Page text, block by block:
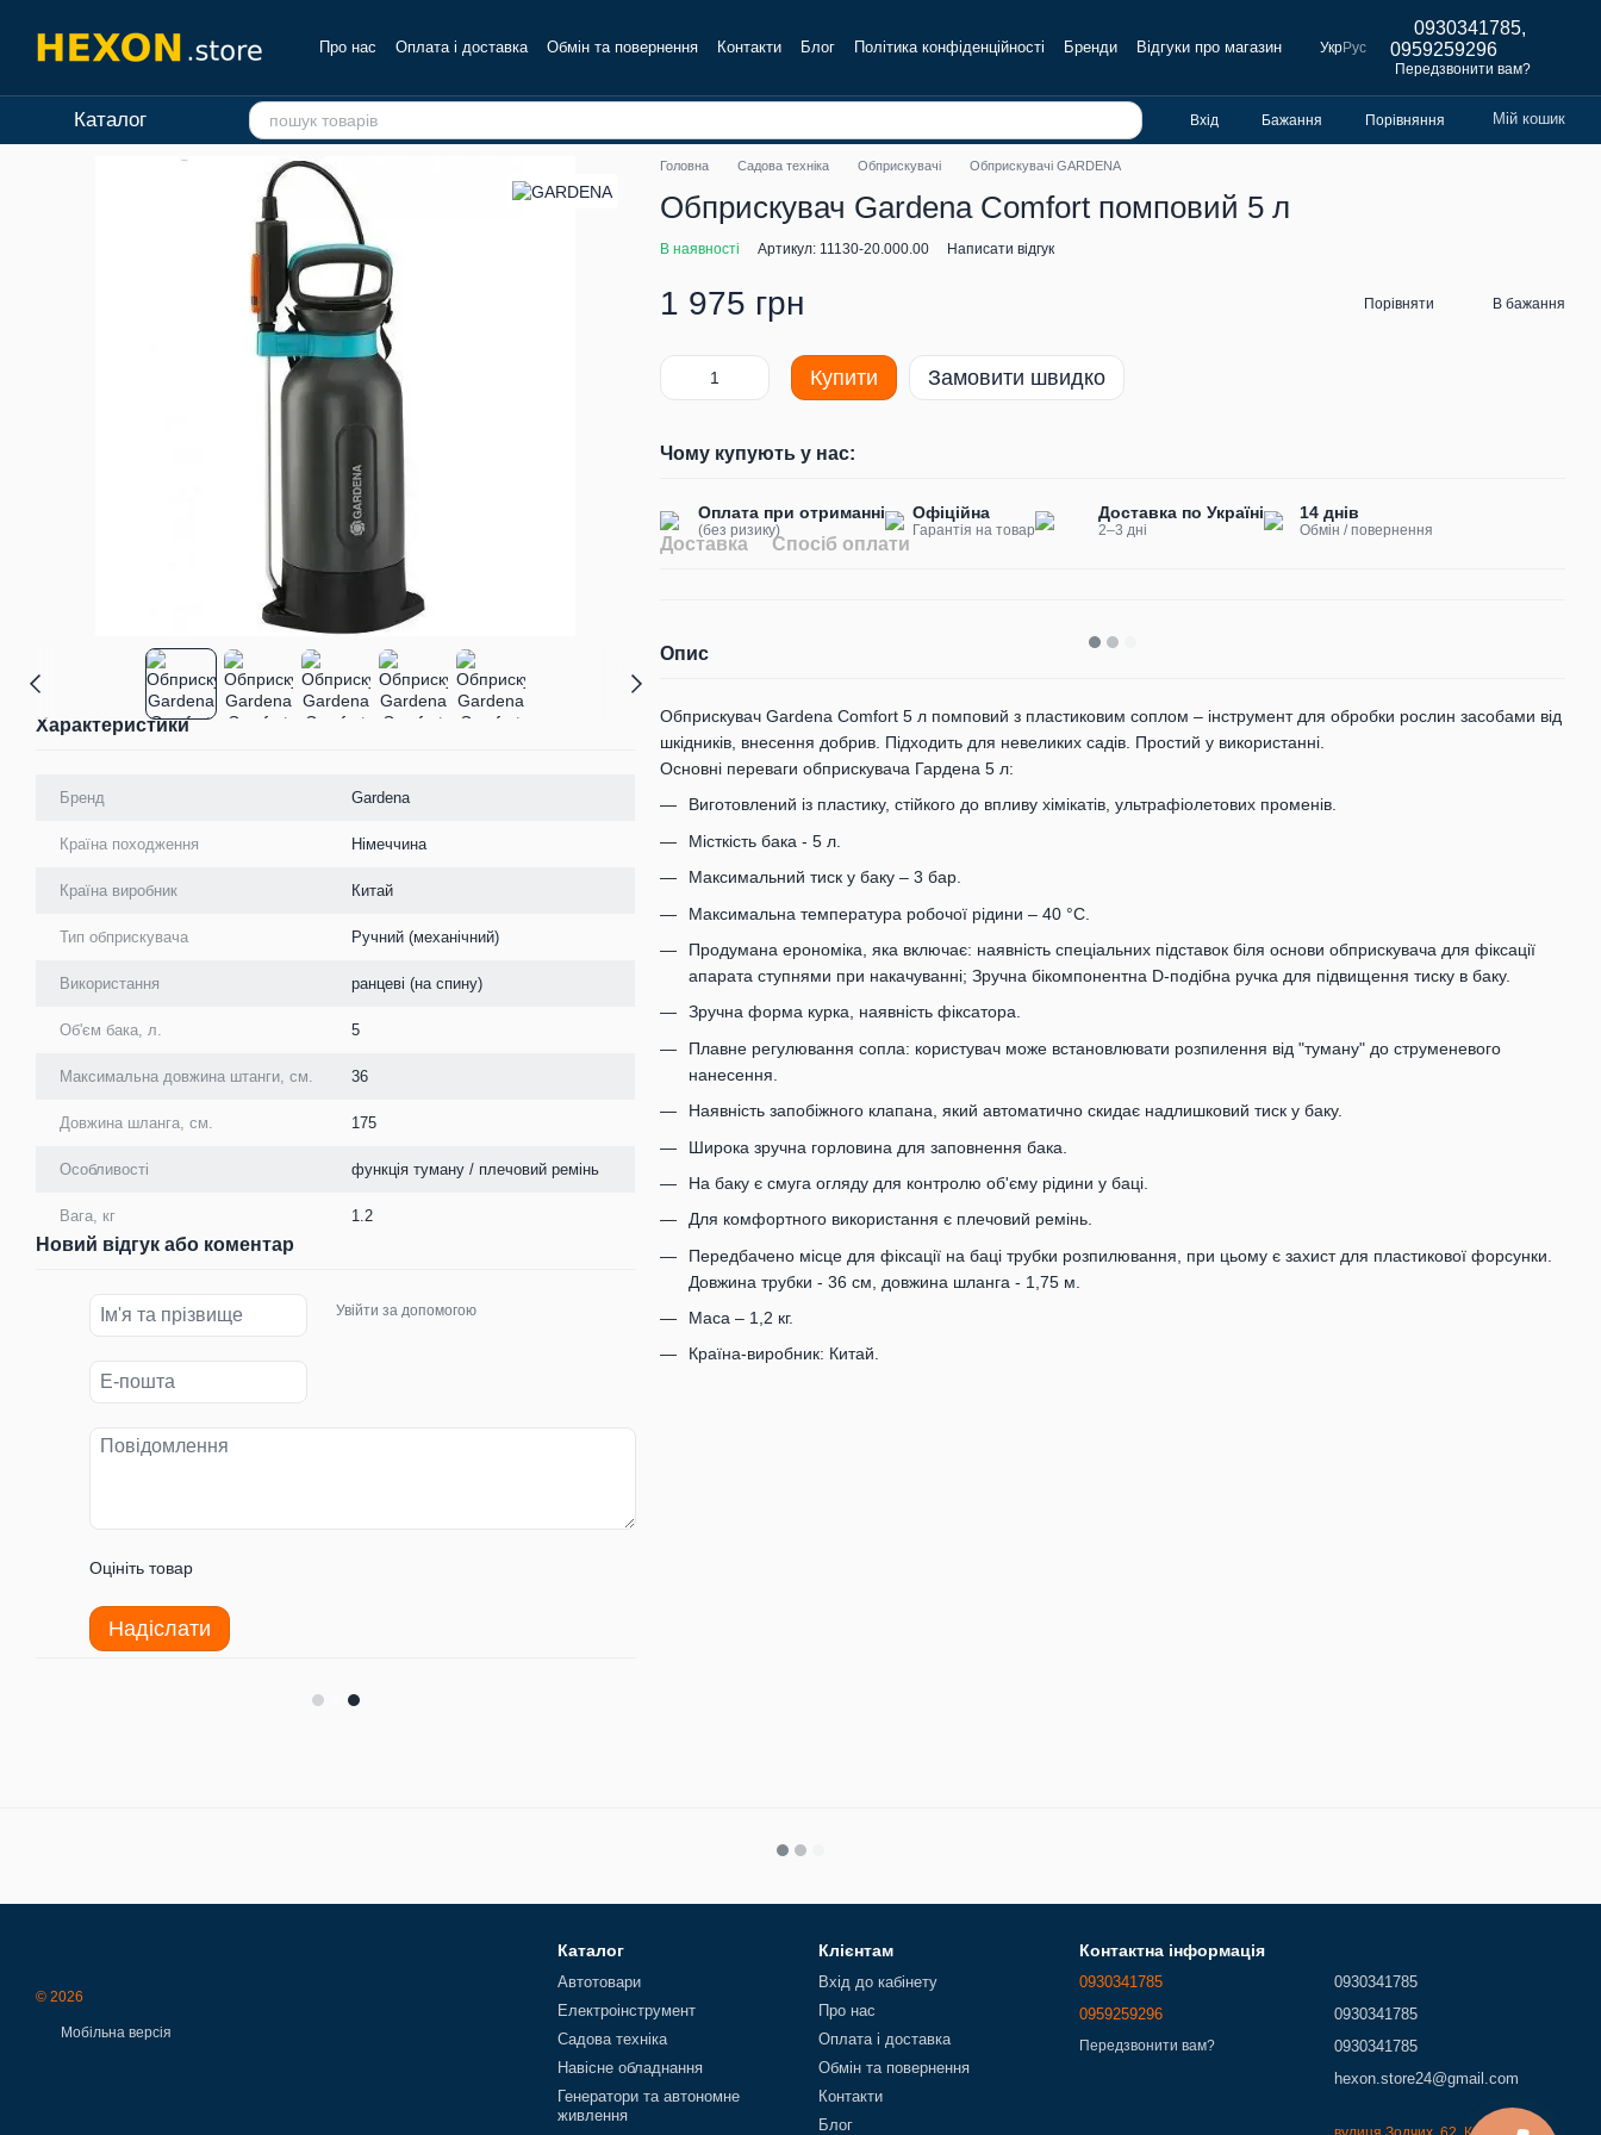
Про нас Оплата і доставка Обмін та повернення Контакти Блог Політика конфіденційності Бренди Відгуки про магазин УкрРус
0930341785,
0959259296
Передзвонити вам?
Каталог Вхід Бажання Порівняння Мій кошик
Характеристики
Бренд Gardena
Країна походження Німеччина
Країна виробник Китай
Тип обприскувача Ручний (механічний)
Використання ранцеві (на спину)
Об'єм бака, л. 5
Максимальна довжина штанги, см. 36
Довжина шланга, см. 175
Особливості функція туману / плечовий ремінь
Вага, кг 1.2
Новий відгук або коментар
Увійти за допомогою
Оцініть товар
Надіслати
Головна Садова техніка Обприскувачі Обприскувачі GARDENA
Обприскувач Gardena Comfort помповий 5 л
В наявності Артикул: 11130-20.000.00 Написати відгук
1 975 грн Порівняти В бажання
Купити Замовити швидко
Чому купують у нас:
Оплата при отриманні
(без ризику)
Офіційна
Гарантія на товар
Доставка по Україні
2–3 дні
14 днів
Обмін / повернення
Доставка Спосіб оплати
Опис
Обприскувач Gardena Comfort 5 л помповий з пластиковим соплом – інструмент для обробки рослин засобами від
шкідників, внесення добрив. Підходить для невеликих садів. Простий у використанні.
Основні переваги обприскувача Гардена 5 л:
Виготовлений із пластику, стійкого до впливу хімікатів, ультрафіолетових променів.
Місткість бака - 5 л.
Максимальний тиск у баку – 3 бар.
Максимальна температура робочої рідини – 40 °С.
Продумана ерономіка, яка включає: наявність спеціальних підставок біля основи обприскувача для фіксації
апарата ступнями при накачуванні; Зручна бікомпонентна D-подібна ручка для підвищення тиску в баку.
Зручна форма курка, наявність фіксатора.
Плавне регулювання сопла: користувач може встановлювати розпилення від "туману" до струменевого
нанесення.
Наявність запобіжного клапана, який автоматично скидає надлишковий тиск у баку.
Широка зручна горловина для заповнення бака.
На баку є смуга огляду для контролю об'єму рідини у баці.
Для комфортного використання є плечовий ремінь.
Передбачено місце для фіксації на баці трубки розпилювання, при цьому є захист для пластикової форсунки.
Довжина трубки - 36 см, довжина шланга - 1,75 м.
Маса – 1,2 кг.
Країна-виробник: Китай.
© 2026
Мобільна версія
Каталог
Автотовари
Електроінструмент
Садова техніка
Навісне обладнання
Генератори та автономне
живлення
Клієнтам
Вхід до кабінету
Про нас
Оплата і доставка
Обмін та повернення
Контакти
Блог
Контактна інформація
0930341785
0959259296
Передзвонити вам?
0930341785
0930341785
0930341785
hexon.store24@gmail.com